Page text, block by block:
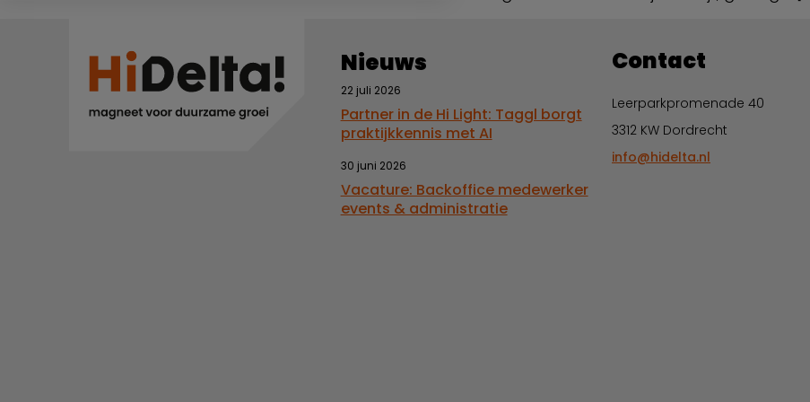
Nieuws
22 juli 2026
Partner in de Hi Light: Taggl borgt
praktijkkennis met AI
30 juni 2026
Vacature: Backoffice medewerker
events & administratie
Contact
Leerparkpromenade 40
3312 KW Dordrecht
info@hidelta.nl